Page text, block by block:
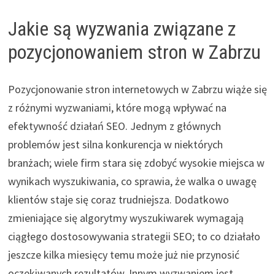
Jakie są wyzwania związane z
pozycjonowaniem stron w Zabrzu
Pozycjonowanie stron internetowych w Zabrzu wiąże się
z różnymi wyzwaniami, które mogą wpływać na
efektywność działań SEO. Jednym z głównych
problemów jest silna konkurencja w niektórych
branżach; wiele firm stara się zdobyć wysokie miejsca w
wynikach wyszukiwania, co sprawia, że walka o uwagę
klientów staje się coraz trudniejsza. Dodatkowo
zmieniające się algorytmy wyszukiwarek wymagają
ciągłego dostosowywania strategii SEO; to co działało
jeszcze kilka miesięcy temu może już nie przynosić